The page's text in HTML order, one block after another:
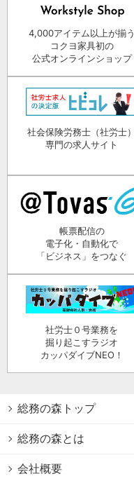
4,000アイテム以上が揃う
コクヨ家具初の
公式オンラインショップ
社会保険労務士（社労士）
専門の求人サイト
帳票配信の
電子化・自動化で
「ビジネス」をつなぐ
社労士０号業務を
掘り起こすラジオ
カッパダイブNEO！
総務の森トップ
総務の森とは
会社概要